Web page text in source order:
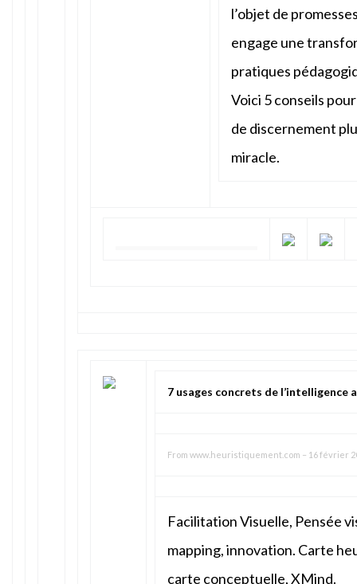
l’objet de
engage une
pratiques
Voici 5 conseils
de discernement
miracle.
7 usages concrets de l’intelligence
From www.heuristiquement.com – 16 février
Facilitation Visuelle, Pensée
mapping, innovation. Carte
carte conceptuelle, XMind.